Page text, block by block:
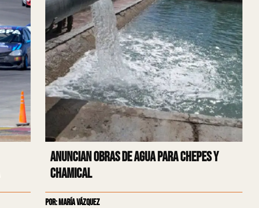
Anuncian obras de agua para Chepes y
Chamical
Por: María Vázquez